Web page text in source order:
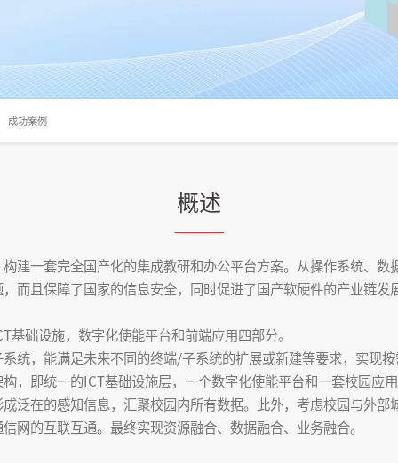
成功案例
概述
建一套完全国产化的集成教研和办公平台方案。从操作系统、
而且保障了国家的信息安全，同时促进了国产软硬件的产业链
础设施，数字化使能平台和前端应用四部分。
统，能满足未来不同的终端/子系统的扩展或新建等要求，实现
即统一的ICT基础设施层，一个数字化使能平台和一套校园应
泛在的感知信息，汇聚校园内所有数据。此外，考虑校园与外
网的互联互通。最终实现资源融合、数据融合、业务融合。